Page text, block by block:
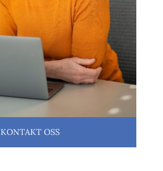
KONTAKT OSS